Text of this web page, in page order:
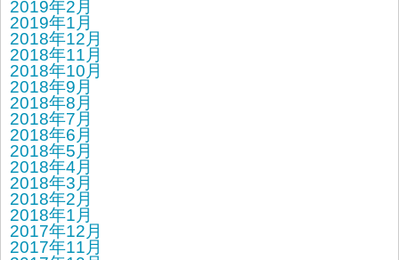
2019年2月
2019年1月
2018年12月
2018年11月
2018年10月
2018年9月
2018年8月
2018年7月
2018年6月
2018年5月
2018年4月
2018年3月
2018年2月
2018年1月
2017年12月
2017年11月